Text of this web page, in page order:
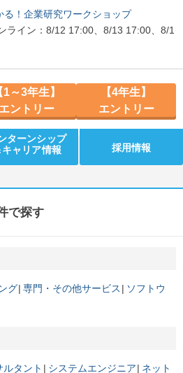
る！企業研究ワークショップ
ライン：8/12 17:00、8/13 17:00、8/1
1～3年生】
エントリー
【4年生】
エントリー
ターンシップ
キャリア情報
採用情報
で探す
グ 専門・その他サービス
ソフトウ
タント システムエンジニア
ネット